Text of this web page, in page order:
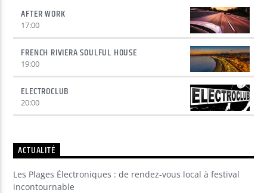
AFTER WORK
17:00
FRENCH RIVIERA SOULFUL HOUSE
19:00
ELECTROCLUB
20:00
ACTUALITÉ
Les Plages Électroniques : de rendez-vous local à festival
incontournable